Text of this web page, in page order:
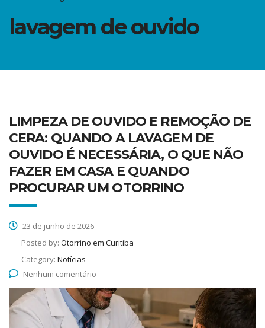
lavagem de ouvido
LIMPEZA DE OUVIDO E REMOÇÃO DE
CERA: QUANDO A LAVAGEM DE
OUVIDO É NECESSÁRIA, O QUE NÃO
FAZER EM CASA E QUANDO
PROCURAR UM OTORRINO
23 de junho de 2026
Posted by: Otorrino em Curitiba
Category: Notícias
Nenhum comentário